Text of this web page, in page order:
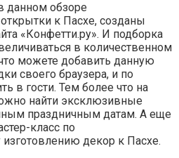
данном обзоре
к Пасхе, созданы
«Конфетти.ру». И подборка
в количественном
можете добавить данную
своего браузера, и по
в гости. Тем более что на
найти эксклюзивные
праздничным датам. А еще
класс по
изготовлению декор к Пасхе.